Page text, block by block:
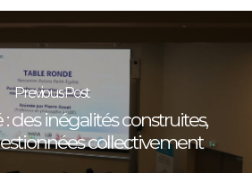
Previous Post
: des inégalités construites,
collectivement